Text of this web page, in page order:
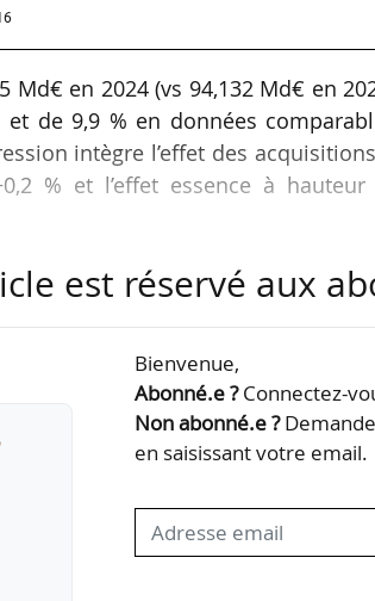
Md€ en 2024 (vs 94,132 Md€ en
de 9,9 % en données
intègre l’effet des
% et l’effet essence à hauteur
HT qui est de 85,445
Md€. Il est en progression de 4,4 %
est réservé aux
Bienvenue,
Abonné.e ?Connectez-
Non abonné.e ?
en saisissant votre email.